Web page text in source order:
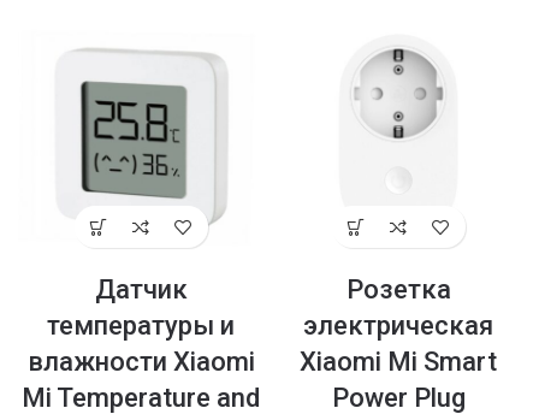
Датчик
температуры и
влажности Xiaomi
Mi Temperature and
Розетка
электрическая
Xiaomi Mi Smart
Power Plug